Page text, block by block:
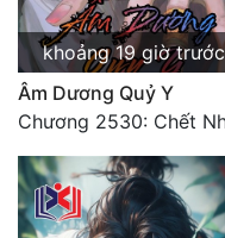
Trọng Sinh
Tu Chân
Tu Tiên
Tội Phạm
Vô Địch
khoảng 19 giờ trước
Âm Dương Quỷ Y